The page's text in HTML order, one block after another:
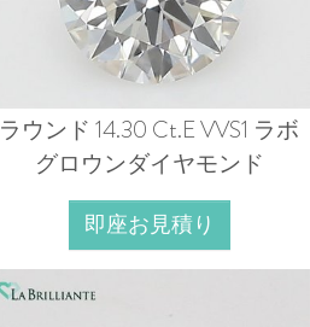
ラウンド 14.30 Ct.E VVS1 ラボ
グロウンダイヤモンド
即座お見積り